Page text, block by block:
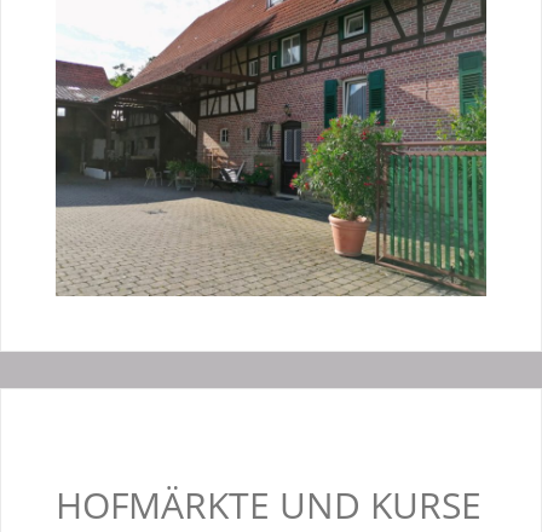
HOFMÄRKTE UND KURSE